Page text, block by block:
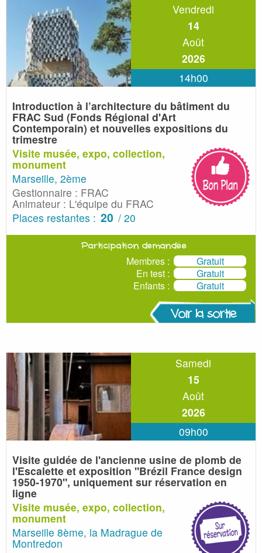
Vendredi
14
Août
2026
14h00
Introduction à l’architecture du bâtiment du
FRAC Sud (Fonds Régional d'Art
Contemporain) et nouvelles expositions du
trimestre
Visite musée, expo, collection,
monument
Marseille, 2ème
Gestionnaire : FRAC
Animateur : L'équipe du FRAC
Places restantes : 20 / 20
Participation demandée
Membres :
Gratuit
En test :
Gratuit
Enfants :
Gratuit
Voir la sortie
Samedi
15
Août
2026
09h00
Visite guidée de l'ancienne usine de plomb de
l'Escalette et exposition "Brézil France design
1950-1970", uniquement sur réservation en
ligne
Visite musée, expo, collection,
monument
Marseille 8ème, la Madrague de
Montredon